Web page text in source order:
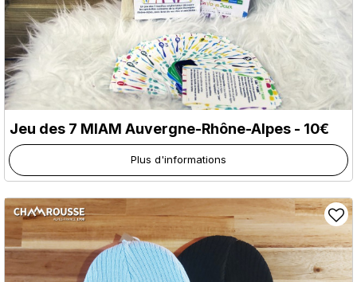
Jeu des 7 MIAM Auvergne-Rhône-Alpes - 10€
Plus d'informations